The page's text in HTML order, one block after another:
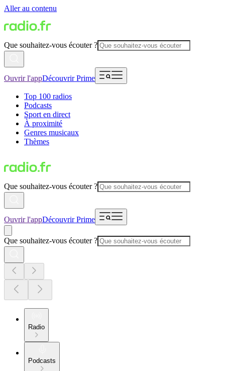
Aller au contenu
Que souhaitez-vous écouter ?
Ouvrir l'appDécouvrir Prime
Top 100 radios
Podcasts
Sport en direct
À proximité
Genres musicaux
Thèmes
Que souhaitez-vous écouter ?
Ouvrir l'appDécouvrir Prime
Que souhaitez-vous écouter ?
Radio
Podcasts